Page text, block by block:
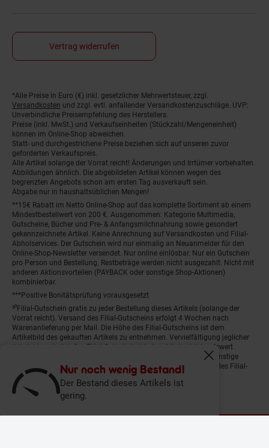
Nur noch wenig Bestand!
Der Bestand dieses Artikels ist
gering.
Fenster
Vertrag widerrufen
Fußnoten
*Alle Preise in Euro (€) inkl. gesetzlicher Mehrwertsteuer, zzgl.
Versandkosten und zzgl. evtl. anfallender Versandkostenzuschläge. UVP:
Unverbindliche Preisempfehlung des Herstellers.
Preise (inkl. MwSt.) und Verkaufseinheiten (Stückzahl/Mengeneinheit)
können im Online-Shop abweichen.
Statt- und durchgestrichene Preise beziehen sich auf unseren zuvor
geforderten Verkaufspreis.
Alle Artikel solange der Vorrat reicht! Änderungen und Irrtümer vorbehalten.
Abbildungen ähnlich. Die abgebildeten Artikel können wegen des
begrenzten Angebots schon am ersten Tag ausverkauft sein.
Abgabe nur in haushaltsüblichen Mengen!
**15€ Rabatt im Netto Online-Shop auf das komplette Sortiment ab einem
Mindestbestellwert von 200 €. Ausgenommen: Kategorie Multimedia,
Gutscheine, Bücher und Pre- & Anfangsmilchnahrung sowie gesondert
gekennzeichnete Artikel. Keine Anrechnung auf Versandkosten und Filial-
Abholservices. Der Gutschein wird nur einmalig an Neuanmelder für den
Online-Shop-Newsletter versendet. Nur online einlösbar. Nur ein Gutschein
pro Person und Bestellung. Restbeträge werden nicht ausgezahlt. Nicht mit
anderen Aktionsvorteilen (PAYBACK oder sonstige Shop-Aktionen)
kombinierbar.
***Positive Bonitätsprüfung vorausgesetzt
²⁰Filial-Gutschein gratis zu jeder Bestellung dieses Artikels (solange der
Vorrat reicht). Versand des Filial-Gutscheins erfolgt 4 Wochen nach
Warenanlieferung per Mail. Die Höhe des Filial-Gutscheins ist dem
Artikelbild des gekauften Artikels zu entnehmen. Vervielfältigung jeglicher
Art nicht gestattet. Der Filial-Gutschein ist ohne Mindesteinkaufswert
einlösbar. Nicht mit anderen Aktionsvorteilen (PAYBACK oder sonstige
Shop-Aktionen) kombinierbar. Der jeweilige Gültigkeitszeitraum des Filial-
Gutscheins ist darauf vermerkt.